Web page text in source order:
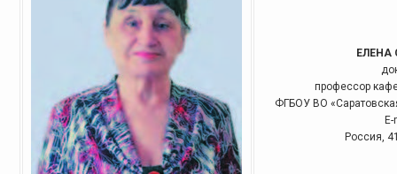
ЕЛЕНА
профессор
ФГБОУ ВО
Е-
Россия,